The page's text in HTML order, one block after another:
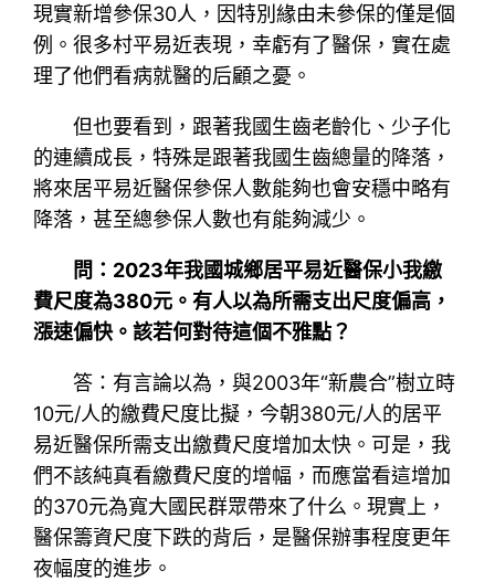
現實新增參保30人，因特別緣由未參保的僅是個
例。很多村平易近表現，幸虧有了醫保，實在處
理了他們看病就醫的后顧之憂。
但也要看到，跟著我國生齒老齡化、少子化
的連續成長，特殊是跟著我國生齒總量的降落，
將來居平易近醫保參保人數能夠也會安穩中略有
降落，甚至總參保人數也有能夠減少。
問：2023年我國城鄉居平易近醫保小我繳
費尺度為380元。有人以為所需支出尺度偏高，
漲速偏快。該若何對待這個不雅點？
答：有言論以為，與2003年“新農合”樹立時
10元/人的繳費尺度比擬，今朝380元/人的居平
易近醫保所需支出繳費尺度增加太快。可是，我
們不該純真看繳費尺度的增幅，而應當看這增加
的370元為寬大國民群眾帶來了什么。現實上，
醫保籌資尺度下跌的背后，是醫保辦事程度更年
夜幅度的進步。